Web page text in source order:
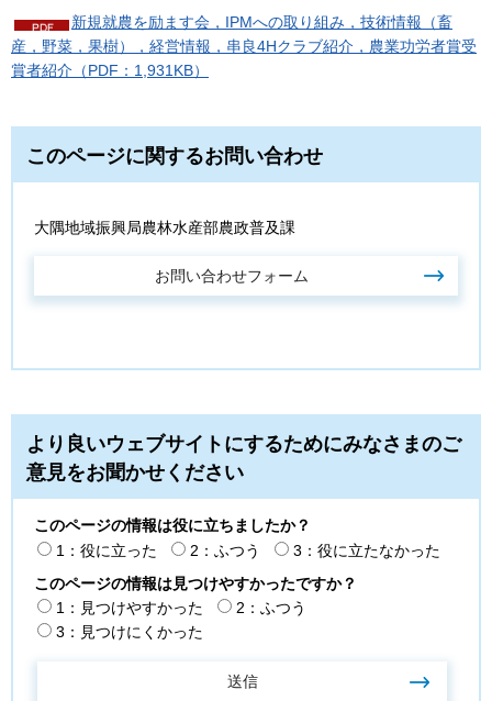
新規就農を励ます会，IPMへの取り組み，技術情報（畜
産，野菜，果樹），経営情報，串良4Hクラブ紹介，農業功労者賞受
賞者紹介（PDF：1,931KB）
このページに関するお問い合わせ
大隅地域振興局農林水産部農政普及課
より良いウェブサイトにするためにみなさまのご
意見をお聞かせください
このページの情報は役に立ちましたか？
1：役に立った
2：ふつう
3：役に立たなかった
このページの情報は見つけやすかったですか？
1：見つけやすかった
2：ふつう
3：見つけにくかった